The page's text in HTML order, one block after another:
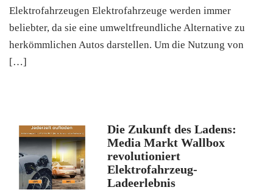
Elektrofahrzeugen Elektrofahrzeuge werden immer
beliebter, da sie eine umweltfreundliche Alternative zu
herkömmlichen Autos darstellen. Um die Nutzung von
[…]
Die Zukunft des Ladens:
Media Markt Wallbox
revolutioniert
Elektrofahrzeug-
Ladeerlebnis